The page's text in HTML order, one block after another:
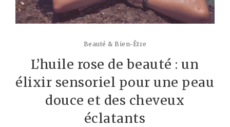
Beauté & Bien-Être
L’huile rose de beauté : un
élixir sensoriel pour une peau
douce et des cheveux
éclatants